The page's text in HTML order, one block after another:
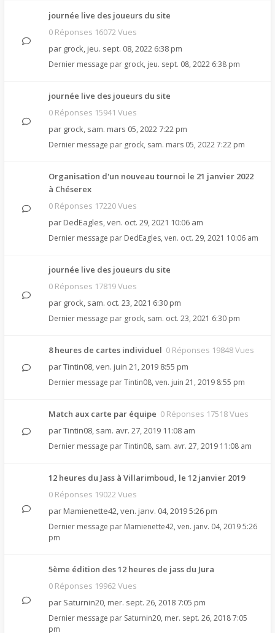
journée live des joueurs du site
0 Réponses 16072 Vues
par grock, jeu. sept. 08, 2022 6:38 pm
Dernier message par grock, jeu. sept. 08, 2022 6:38 pm
journée live des joueurs du site
0 Réponses 15941 Vues
par grock, sam. mars 05, 2022 7:22 pm
Dernier message par grock, sam. mars 05, 2022 7:22 pm
Organisation d'un nouveau tournoi le 21 janvier 2022
à Chéserex
0 Réponses 17220 Vues
par DedEagles,ven. oct. 29, 2021 10:06 am
Dernier message par DedEagles, ven. oct. 29, 2021 10:06 am
journée live des joueurs du site
0 Réponses 17819 Vues
par grock, sam. oct. 23, 2021 6:30 pm
Dernier message par grock, sam. oct. 23, 2021 6:30 pm
8 heures de cartes individuel 0 Réponses 19848 Vues
parTintin08,ven. juin 21, 2019 8:55 pm
Dernier message parTintin08, ven. juin 21, 2019 8:55 pm
Match aux carte par équipe 0 Réponses 17518 Vues
parTintin08, sam. avr. 27, 2019 11:08 am
Dernier message parTintin08, sam. avr. 27, 2019 11:08 am
12 heures du Jass à Villarimboud, le 12 janvier 2019
0 Réponses 19022 Vues
par Mamienette42,ven. janv. 04, 2019 5:26 pm
Dernier message par Mamienette42, ven. janv. 04, 2019 5:26
pm
5ème édition des 12 heures de jass du Jura
0 Réponses 19962 Vues
par Saturnin20, mer. sept. 26, 2018 7:05 pm
Dernier message par Saturnin20, mer. sept. 26, 2018 7:05
pm